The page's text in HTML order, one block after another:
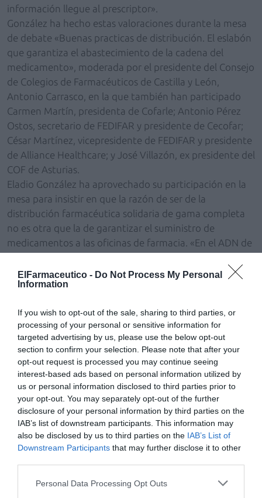
ElFarmaceutico - Do Not Process My Personal
Information
If you wish to opt-out of the sale, sharing to third parties, or
processing of your personal or sensitive information for
targeted advertising by us, please use the below opt-out
section to confirm your selection. Please note that after your
opt-out request is processed you may continue seeing
interest-based ads based on personal information utilized by
us or personal information disclosed to third parties prior to
your opt-out. You may separately opt-out of the further
disclosure of your personal information by third parties on the
IAB’s list of downstream participants. This information may
also be disclosed by us to third parties on the IAB’s List of
Downstream Participants that may further disclose it to other
Personal Data Processing Opt Outs
información llegue al prescriptor».
González ha hecho estas valoraciones durante la mesa
de debate «Buenas practicas de distribución. El eslabón
que garantiza el abastecimiento de la cadena del
medicamento», moderada por el presidente del Consejo
de Colegios de Farmacéuticos de Castilla y León,
Antonio Carrasco, en la que también han participado
Carmen Martín, presidenta de Cofarle; Antonio Pérez
Ostos, secretario de FEDIFAR y presidente de Cecofar;
César Martínez, vicepresidente de FEDIFAR y presidente
de Alliance Healthcare; y José Villazón, ex presidente del
COF de Asturias.
Eladio González ha aprovechado su participación en la
mesa para insistir en que la razón de ser de la
distribución farmacéutica solidaria de gama completa
no es otra que la de garantizar el suministro de
medicamentos a las oficinas de farmacia. «En el ADN de
–ha dicho– está el garantizar el suministro de todas las
presentaciones existentes en el mercado a todas las
accedan en igualdad de condiciones a los mismos».
Respecto a las Buenas Practicas de la Distribución, el
presidente de FEDIFAR ha afirmado que los
distribuidores farmacéuticos de gama completa que
operan en España «cumplen estrictamente con la
normativa europea de Buenas Practicas de la
Distribución, incluso vamos mucho más allá». Y es que,
según González, «nuestros estándares de calidad son
los mejores dentro de España, y muy superiores a los
que tienen nuestros vecinos europeos. En este punto
somos muy exigentes con nosotros mismos».
Precios notificados